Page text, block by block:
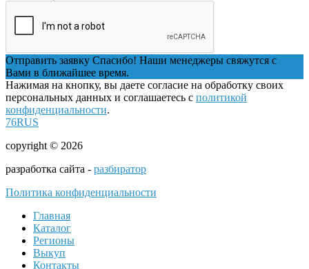
Отправить заявку Спасибо! Наши менеджеры свяжутся с
Вами в ближайшее время.
Нажимая на кнопку, вы даете согласие на обработку своих
персональных данных и соглашаетесь с политикой
конфиденциальности.
76RUS
copyright © 2026
разработка сайта - разбиратор
Политика конфиденциальности
Главная
Каталог
Регионы
Выкуп
Контакты